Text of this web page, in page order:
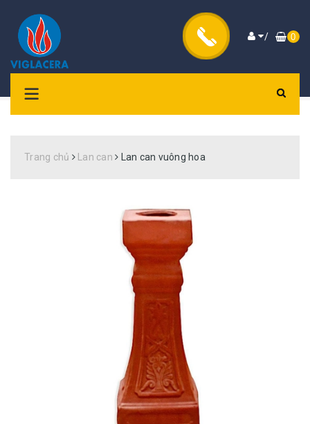
/ 0
Trang chủ Lan can Lan can vuông hoa